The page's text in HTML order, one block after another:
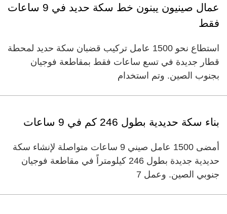
عمال صينيون يبنون خط سكة حديد في 9 ساعات
فقط
استطاع نحو 1500 عامل تركيب قضبان سكة حديد لمحطة
قطار جديدة في تسع ساعات فقط بمقاطعة فوجيان
بجنوب الصين. وتم استخدام
بناء سكة حديدية بطول 246 كم في 9 ساعات
أمضى 1500 عامل صيني 9 ساعات متواصلة لإنشاء سكة
حديدية جديدة بطول 246 كيلومتراً في مقاطعة فوجيان
جنوبي الصين. وعمل 7